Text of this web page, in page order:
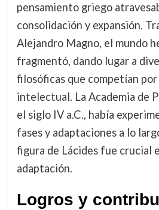
pensamiento griego
consolidación y expansión.
Alejandro Magno, el mundo
fragmentó, dando lugar a
filosóficas que competían
intelectual. La Academia de
el siglo IV a.C., había
fases y adaptaciones a lo
figura de Lácides fue crucial
adaptación.
Logros y